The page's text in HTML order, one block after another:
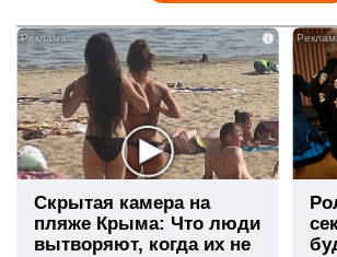
i
Скрытая камера на
пляже Крыма: Что люди
вытворяют, когда их не